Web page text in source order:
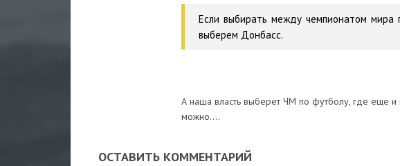
Если выбирать между чемпионатом мира
выберем Донбасс.
А наша власть выберет ЧМ по футболу, где еще и
можно....
ОСТАВИТЬ КОММЕНТАРИЙ